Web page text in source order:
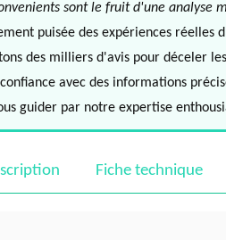
sont le fruit d'une
puisée des expériences réelles
des milliers d'avis pour déceler
avec des informations
guider par notre expertise
Fiche technique